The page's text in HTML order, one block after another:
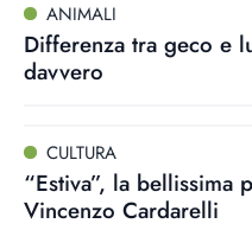
ANIMALI
Differenza tra geco e
davvero
CULTURA
“Estiva”, la bellissima
Vincenzo Cardarelli